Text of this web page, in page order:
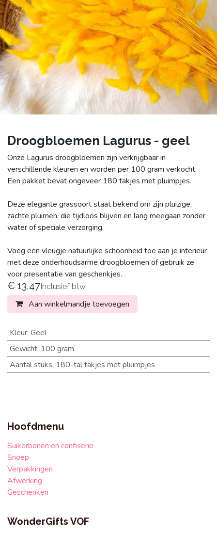
Droogbloemen Lagurus - geel
Onze Lagurus droogbloemen zijn verkrijgbaar in
verschillende kleuren en worden per 100 gram verkocht.
Een pakket bevat ongeveer 180 takjes met pluimpjes.
Deze elegante grassoort staat bekend om zijn pluizige,
zachte pluimen, die tijdloos blijven en lang meegaan zonder
water of speciale verzorging.
Voeg een vleugje natuurlijke schoonheid toe aan je interieur
met deze onderhoudsarme droogbloemen of gebruik ze
voor presentatie van geschenkjes.
€ 13,47Inclusief btw
Aan winkelmandje toevoegen
Kleur: Geel
Gewicht: 100 gram
Aantal stuks: 180-tal takjes met pluimpjes
Hoofdmenu
Suikerbonen en confiserie
Snoep
Verpakkingen
Afwerking
Geschenken
WonderGifts VOF